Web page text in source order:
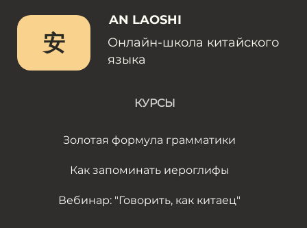
安
AN LAOSHI
Онлайн-школа китайского
языка
КУРСЫ
Золотая формула грамматики
Как запоминать иероглифы
Вебинар: "Говорить, как китаец"